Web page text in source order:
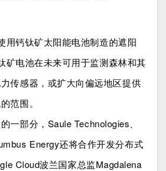
用钙钛矿太阳能电池制造的遮阳
矿电池在未来可用于监测森林和其
传感器，或扩大向偏远地区提供
范围。
一部分，Saule Technologies、
Energy还将合作开发分布式
Cloud波兰国家总监Magdalena